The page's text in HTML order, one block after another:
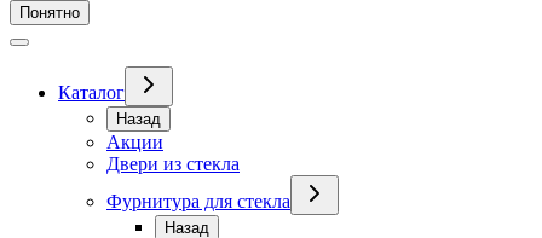
Понятно
Каталог
Назад
Акции
Двери из стекла
Фурнитура для стекла
Назад